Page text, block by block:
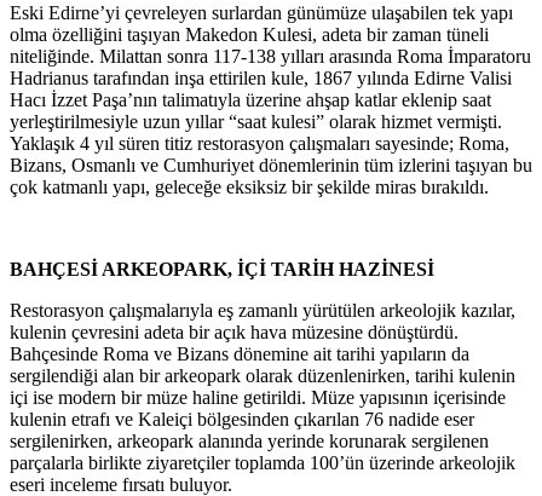
Eski Edirne’yi çevreleyen surlardan günümüze ulaşabilen tek yapı
olma özelliğini taşıyan Makedon Kulesi, adeta bir zaman tüneli
niteliğinde. Milattan sonra 117-138 yılları arasında Roma İmparatoru
Hadrianus tarafından inşa ettirilen kule, 1867 yılında Edirne Valisi
Hacı İzzet Paşa’nın talimatıyla üzerine ahşap katlar eklenip saat
yerleştirilmesiyle uzun yıllar “saat kulesi” olarak hizmet vermişti.
Yaklaşık 4 yıl süren titiz restorasyon çalışmaları sayesinde; Roma,
Bizans, Osmanlı ve Cumhuriyet dönemlerinin tüm izlerini taşıyan bu
çok katmanlı yapı, geleceğe eksiksiz bir şekilde miras bırakıldı.
BAHÇESİ ARKEOPARK, İÇİ TARİH HAZİNESİ
Restorasyon çalışmalarıyla eş zamanlı yürütülen arkeolojik kazılar,
kulenin çevresini adeta bir açık hava müzesine dönüştürdü.
Bahçesinde Roma ve Bizans dönemine ait tarihi yapıların da
sergilendiği alan bir arkeopark olarak düzenlenirken, tarihi kulenin
içi ise modern bir müze haline getirildi. Müze yapısının içerisinde
kulenin etrafı ve Kaleiçi bölgesinden çıkarılan 76 nadide eser
sergilenirken, arkeopark alanında yerinde korunarak sergilenen
parçalarla birlikte ziyaretçiler toplamda 100’ün üzerinde arkeolojik
eseri inceleme fırsatı buluyor.